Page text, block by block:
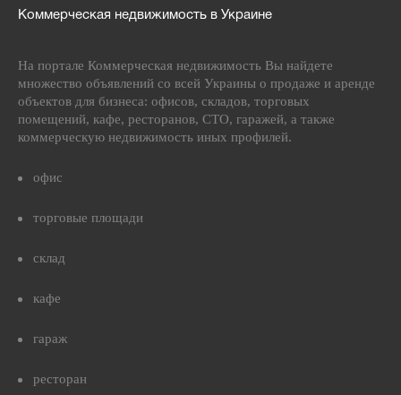
Коммерческая недвижимость в Украине
На портале Коммерческая недвижимость Вы найдете
множество объявлений со всей Украины о продаже и аренде
объектов для бизнеса: офисов, складов, торговых
помещений, кафе, ресторанов, СТО, гаражей, а также
коммерческую недвижимость иных профилей.
офис
торговые площади
склад
кафе
гараж
ресторан